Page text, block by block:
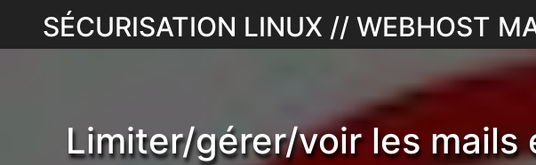
content
SÉCURISATION LINUX // WEBHOST
Limiter/gérer/voir les mails